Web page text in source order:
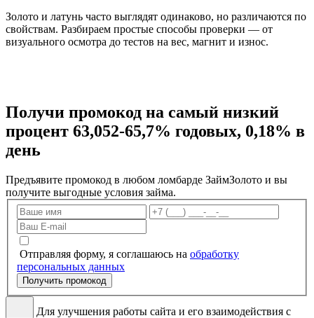
Золото и латунь часто выглядят одинаково, но различаются по
свойствам. Разбираем простые способы проверки — от
визуального осмотра до тестов на вес, магнит и износ.
Получи промокод на самый низкий
процент 63,052-65,7% годовых, 0,18% в
день
Предъявите промокод в любом ломбарде ЗаймЗолото и вы
получите выгодные условия займа.
Отправляя форму, я соглашаюсь на обработку
персональных данных
Получить промокод
Для улучшения работы сайта и его взаимодействия с